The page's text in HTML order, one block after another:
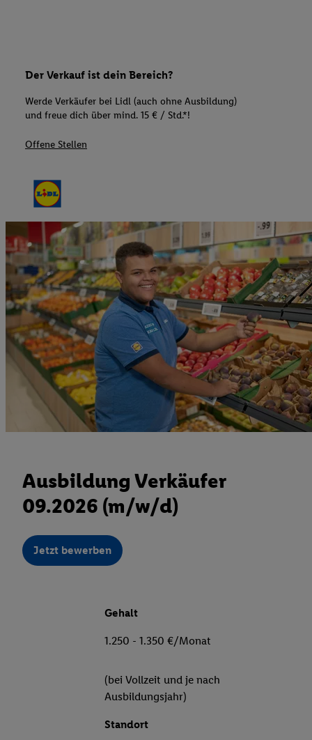
Der Verkauf ist dein Bereich?
Werde Verkäufer bei Lidl (auch ohne Ausbildung)
und freue dich über mind. 15 € / Std.*!
Offene Stellen
Ausbildung Verkäufer
09.2026 (m/w/d)
Jetzt bewerben
Gehalt
1.250 - 1.350 €/Monat
(bei Vollzeit und je nach
Ausbildungsjahr)
Standort